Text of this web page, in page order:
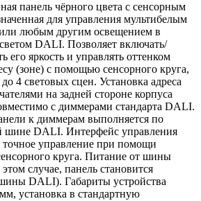
панель чёрного цвета с сенсорным
для управления мультибелым
любым другим освещением в
DALI. Позволяет включать/
его яркость и управлять оттенком
(зоне) с помощью сенсорного круга,
4 световых сцен. Установка адреса
на задней стороне корпуса
с диммерами стандарта DALI.
к диммерам выполняется по
шине DALI. Интерфейс управления
управление при помощи
круга. Питание от шины
случае, панель становится
DALI). Габариты устройства
установка в стандартную